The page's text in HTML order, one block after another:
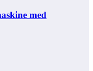
med